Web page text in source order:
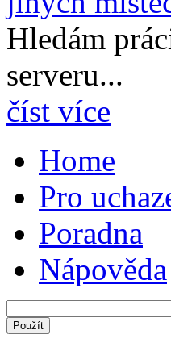
Hledám
serveru...
číst více
Home
Pro
Poradna
Nápověda